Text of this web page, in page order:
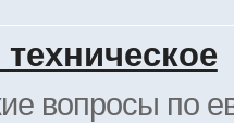
вопросы по